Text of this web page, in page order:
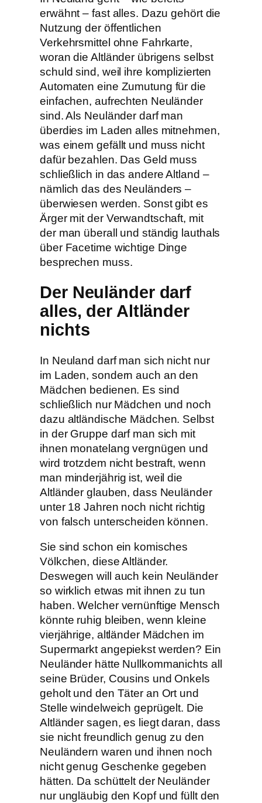
erwähnt – fast alles. Dazu gehört die
Nutzung der öffentlichen
Verkehrsmittel ohne Fahrkarte,
woran die Altländer übrigens selbst
schuld sind, weil ihre komplizierten
Automaten eine Zumutung für die
einfachen, aufrechten Neuländer
sind. Als Neuländer darf man
überdies im Laden alles mitnehmen,
was einem gefällt und muss nicht
dafür bezahlen. Das Geld muss
schließlich in das andere Altland –
nämlich das des Neuländers –
überwiesen werden. Sonst gibt es
Ärger mit der Verwandtschaft, mit
der man überall und ständig lauthals
über Facetime wichtige Dinge
besprechen muss.
Der Neuländer darf
alles, der Altländer
nichts
In Neuland darf man sich nicht nur
im Laden, sondern auch an den
Mädchen bedienen. Es sind
schließlich nur Mädchen und noch
dazu altländische Mädchen. Selbst
in der Gruppe darf man sich mit
ihnen monatelang vergnügen und
wird trotzdem nicht bestraft, wenn
man minderjährig ist, weil die
Altländer glauben, dass Neuländer
unter 18 Jahren noch nicht richtig
von falsch unterscheiden können.
Sie sind schon ein komisches
Völkchen, diese Altländer.
Deswegen will auch kein Neuländer
so wirklich etwas mit ihnen zu tun
haben. Welcher vernünftige Mensch
könnte ruhig bleiben, wenn kleine
vierjährige, altländer Mädchen im
Supermarkt angepiekst werden? Ein
Neuländer hätte Nullkommanichts all
seine Brüder, Cousins und Onkels
geholt und den Täter an Ort und
Stelle windelweich geprügelt. Die
Altländer sagen, es liegt daran, dass
sie nicht freundlich genug zu den
Neuländern waren und ihnen noch
nicht genug Geschenke gegeben
hätten. Da schüttelt der Neuländer
nur ungläubig den Kopf und füllt den